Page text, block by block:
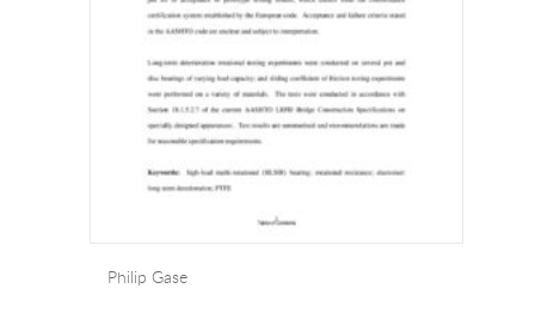
Philip Gase